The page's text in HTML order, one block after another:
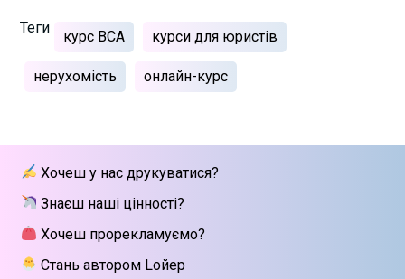
Теги
курс ВСА курси для юристів
нерухомість онлайн-курс
Хочеш у нас друкуватися?
Знаєш наші цінності?
Хочеш прорекламуємо?
Стань автором Lойер